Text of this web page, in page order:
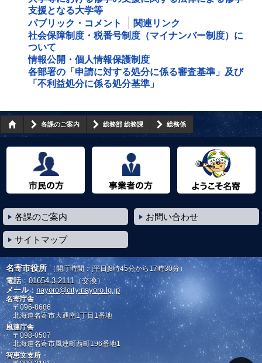
支援となる大学等
パブリック・コメント
関連リンク
社会保障制度・税番号制度（マイナンバー制度）に
ついて
情報公開・個人情報保護制度
各部署の「申請に対する処分に係る審査基準」及び
「不利益処分に係る処分基準」
各課のご案内 総務部 総務課 総務係
各課のご案内 お問い合わせ
サイトマップ
名寄市役所 （開庁時間：[平日]8時45分から17時30分）
電話： 01654-3-2111 （交換）
メール： nayoro@city.nayoro.lg.jp
名寄庁舎
〒096-8686
北海道名寄市大通南1丁目1番地
風連庁舎
〒098-0507
北海道名寄市風連町西町196番地1
智恵文支所